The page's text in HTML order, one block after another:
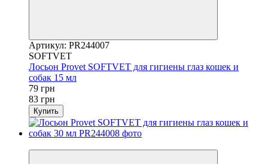
Артикул: PR244007
SOFTVET
Лосьон Provet SOFTVET для гигиены глаз кошек и
собак 15 мл
79 грн
83 грн
Купить